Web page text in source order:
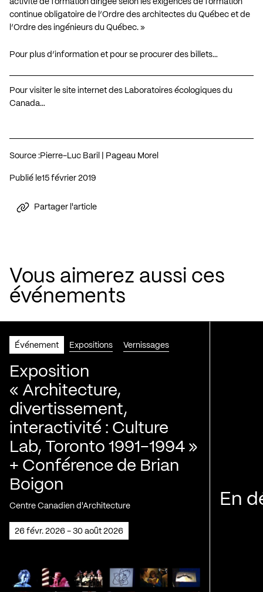
continue obligatoire de l’Ordre des architectes du Québec et de
l’Ordre des ingénieurs du Québec. »
Pour plus d’information et pour se procurer des billets…
Pour visiter le site internet des Laboratoires écologiques du
Canada…
Source :Pierre-Luc Baril | Pageau Morel
Publié le 15 février 2019
Partager l'article
Vous aimerez aussi ces
événements
Événement Expositions Vernissages
Exposition
« Architecture,
divertissement,
interactivité : Culture
Lab, Toronto 1991-1994 »
+ Conférence de Brian
Boigon
Centre Canadien d'Architecture
26 févr. 2026 - 30 août 2026
En